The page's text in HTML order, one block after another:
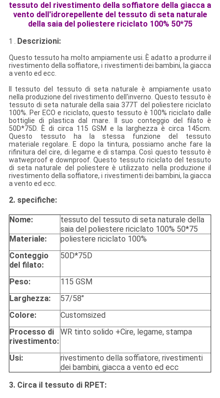
tessuto del rivestimento della soffiatore della giacca a
vento dell'idrorepellente del tessuto di seta naturale
della saia del poliestere riciclato 100% 50*75
1 . Descrizioni:
Questo tessuto ha molto ampiamente usi. È adatto a produrre il
rivestimento della soffiatore, i rivestimenti dei bambini, la giacca
a vento ed ecc.
Il tessuto del tessuto di seta naturale è ampiamente usato
nella produzione del rivestimento dell'inverno. Questo tessuto è
tessuto di seta naturale della saia 377T del poliestere riciclato
100%. Per ECO e riciclato, questo tessuto è 100% riciclato dalle
bottiglie di plastica dal mare. Il suo conteggio del filato è
50D*75D. È di circa 115 GSM e la larghezza è circa 145cm.
Questo tessuto ha la stessa funzione del tessuto
materiale regolare. E dopo la tintura, possiamo anche fare la
rifinitura del cire, di legame e di stampa. Così questo tessuto è
watweproof e downproof. Questo tessuto riciclato del tessuto
di seta naturale del poliestere è utilizzato nella produzioneil
rivestimento della soffiatore, i rivestimenti dei bambini, la giacca
a vento ed ecc.
2.specifiche:
Nome: tessuto del tessuto di seta naturale della
saia del poliestere riciclato 100% 50*75
Materiale:
poliestere riciclato 100%
Conteggio
del filato:
50D*75D
Peso:
115 GSM
Larghezza:
57/58"
Colore:
Customsized
Processo di
rivestimento:
WR tinto solido +Cire, legame, stampa
Usi:
rivestimento della soffiatore, rivestimenti
dei bambini, giacca a vento ed ecc
3. Circa il tessuto di RPET: